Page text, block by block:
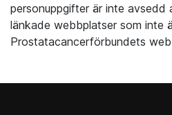
personuppgifter är inte avsedd
länkade webbplatser som inte
Prostatacancerförbundets